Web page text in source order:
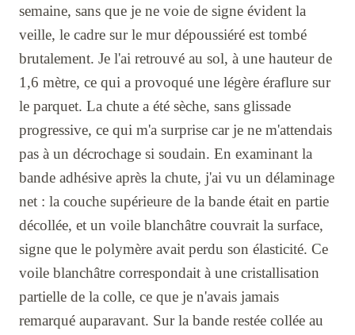
semaine, sans que je ne voie de signe évident la
veille, le cadre sur le mur dépoussiéré est tombé
brutalement. Je l'ai retrouvé au sol, à une hauteur de
1,6 mètre, ce qui a provoqué une légère éraflure sur
le parquet. La chute a été sèche, sans glissade
progressive, ce qui m'a surprise car je ne m'attendais
pas à un décrochage si soudain. En examinant la
bande adhésive après la chute, j'ai vu un délaminage
net : la couche supérieure de la bande était en partie
décollée, et un voile blanchâtre couvrait la surface,
signe que le polymère avait perdu son élasticité. Ce
voile blanchâtre correspondait à une cristallisation
partielle de la colle, ce que je n'avais jamais
remarqué auparavant. Sur la bande restée collée au